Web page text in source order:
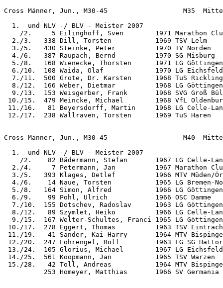
Cross Männer, Jun., M30-45                   M35
  1.  und NLV -/ BLV - Meister 2007
/2.     5 Eilinghoff, Sven        1971 Marathon
2./3.   338 Dill, Torsten           1969 TSV Lelm
3./5.   430 Steinke, Peter          1970 TV Norden
4./6.   387 Raupach, Bernd          1970 SG Misburg
5./8.   168 Wienecke, Thorsten      1971 LG
6./10.  108 Waida, Olaf             1970 LG
7./11.  500 Grote, Dr. Karsten      1968 TuS
8./12.  166 Weber, Dietmar          1968 LG
9./13.  153 Weisgerber, Frank       1968 SVG Groß
10./15.  479 Meincke, Michael        1968 VfL
11./16.   81 Beyersdorff, Martin     1968 LG
12./17.  238 Wallraven, Torsten      1969 TuS
Cross Männer, Jun., M30-45                   M40
  1.  und NLV -/ BLV - Meister 2007
/2.    82 Bädermann, Stefan       1967 LG Celle-
2./4.     7 Petermann, Jan          1967 Marathon
3./5.   393 Klages, Detlef          1966 MTV Müden/
4./6.    14 Naue, Torsten           1965 LG Bremen-
5./8.   164 Simon, Alfred           1966 LG
6./9.    99 Pohl, Ulrich            1966 OSC Damme
7./10.  155 Dotschev, Radoslav      1963 LG
8./12.   89 Szymlet, Heiko          1966 LG Celle-
9./15.  167 Welter-Schultes, Franci 1965 LG
10./17.  278 Eggert, Thomas          1963 TSV
11./19.   41 Sander, Kai-Harry       1964 MTV
12./20.  247 Lohrengel, Rolf         1963 LG SG
13./24.  105 Glorius, Michael        1967 LG
14./25.  561 Koopmann, Jan           1965 TSV
15./28.   42 Toll, Andreas           1964 MTV
253 Homeyer, Matthias       1966 SV Germania